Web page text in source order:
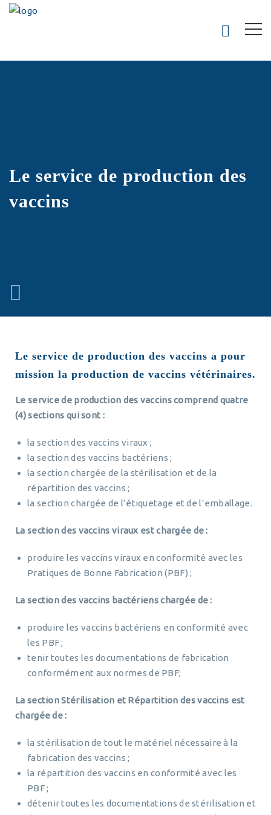
Le service de production des
vaccins
Le service de production des vaccins a pour
mission la production de vaccins vétérinaires.
Le service de production des vaccins comprend quatre
(4) sections qui sont :
la section des vaccins viraux ;
la section des vaccins bactériens ;
la section chargée de la stérilisation et de la
répartition des vaccins ;
la section chargée de l’étiquetage et de l’emballage.
La section des vaccins viraux est chargée de :
produire les vaccins viraux en conformité avec les
Pratiques de Bonne Fabrication (PBF) ;
La section des vaccins bactériens chargée de :
produire les vaccins bactériens en conformité avec
les PBF ;
tenir toutes les documentations de fabrication
conformément aux normes de PBF;
La section Stérilisation et Répartition des vaccins est
chargée de :
la stérilisation de tout le matériel nécessaire à la
fabrication des vaccins ;
la répartition des vaccins en conformité avec les
PBF ;
détenir toutes les documentations de stérilisation et